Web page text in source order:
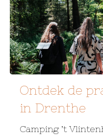
Ontdek de
in Drenthe
Camping ’t